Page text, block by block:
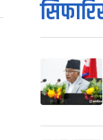
आइत
मंगल
४